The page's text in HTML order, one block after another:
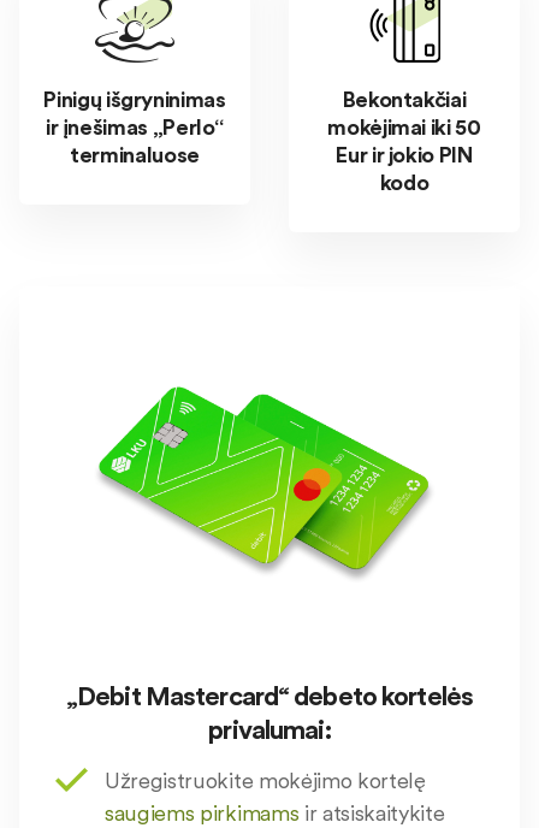
Pinigų išgryninimas
ir įnešimas „Perlo“
terminaluose
Bekontakčiai
mokėjimai iki 50
Eur ir jokio PIN
kodo
„Debit Mastercard“ debeto kortelės
privalumai:
Užregistruokite mokėjimo kortelę
saugiems pirkimams ir atsiskaitykite